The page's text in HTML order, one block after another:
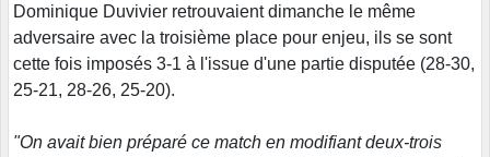
Dominique Duvivier retrouvaient dimanche le même
adversaire avec la troisième place pour enjeu, ils se sont
cette fois imposés 3-1 à l'issue d'une partie disputée (28-30,
25-21, 28-26, 25-20).
"On avait bien préparé ce match en modifiant deux-trois